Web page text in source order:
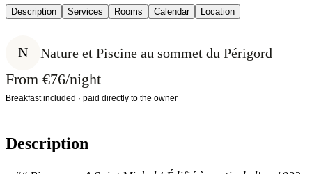
Description Services Rooms Calendar Location
N Nature et Piscine au sommet du Périgord
From €76/night
Breakfast included · paid directly to the owner
Description